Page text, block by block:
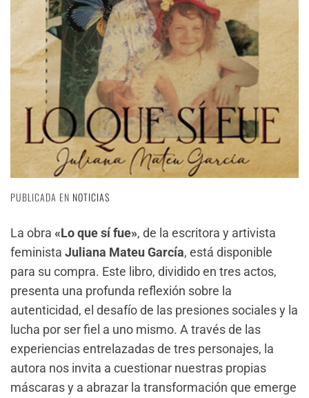
PUBLICADA EN NOTICIAS
La obra «Lo que sí fue», de la escritora y artivista
feminista Juliana Mateu García, está disponible
para su compra. Este libro, dividido en tres actos,
presenta una profunda reflexión sobre la
autenticidad, el desafío de las presiones sociales y la
lucha por ser fiel a uno mismo. A través de las
experiencias entrelazadas de tres personajes, la
autora nos invita a cuestionar nuestras propias
máscaras y a abrazar la transformación que emerge